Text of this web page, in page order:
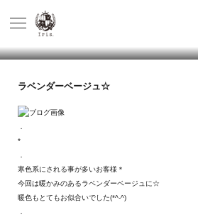
ラベンダーベージュ☆
．
*
．
寒色系にされる事が多いお客様＊
今回は暖かみのあるラベンダーベージュに☆
暖色もとてもお似合いでした(*^-^)
．